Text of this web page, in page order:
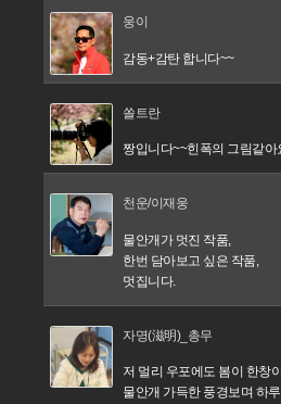
웅이
감동+감탄 합니다~~
쏠트란
짱입니다~~힌폭의 그림같아
천운/이재웅
물안개가 멋진 작품,
한번 담아보고 싶은 작품,
멋집니다.
자명(滋明)_총무
저 멀리 우포에도 봄이 한창
물안개 가득한 풍경보며 하